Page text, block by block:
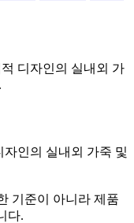
디자인의 실내외 가
인의 실내외 가죽 및
기준이 아니라 제품
다.